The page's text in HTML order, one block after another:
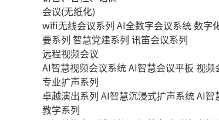
会议(无纸化)
wifi无线会议系列 AI全数字会议系统数字
要系列 智慧党建系列 讯笛会议系列
远程视频会议
AI智慧视频会议系统AI智慧会议平板 视频
专业扩声系列
卓越演出系列 AI智慧沉浸式扩声系统AI智
教学系列